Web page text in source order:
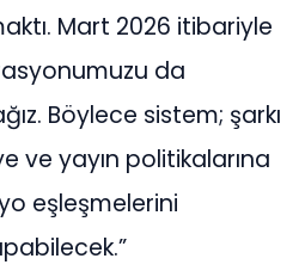
Mart 2026 itibariyle
da
Böylece sistem; şarkı
ve yayın politikalarına
eşleşmelerini